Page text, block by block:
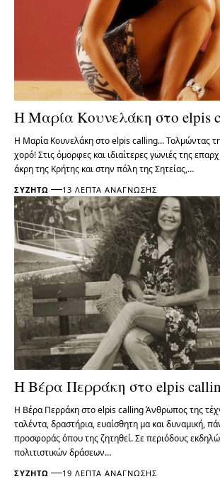
Η Μαρία Κουνελάκη στο elpis
Η Μαρία Κουνελάκη στο elpis calling... Τολμώντας
χορό! Στις όμορφες και ιδιαίτερες γωνιές της
άκρη της Κρήτης και στην πόλη της Σητείας,…
ΣΥΖΗΤΏ 13 ΛΕΠΤΆ ΑΝΆΓΝΩΣΗΣ
Η Βέρα Περράκη στο elpis
Η Βέρα Περράκη στο elpis calling Άνθρωπος της
ταλέντα, δραστήρια, ευαίσθητη μα και δυναμική,
προσφοράς όπου της ζητηθεί. Σε περιόδους
πολιτιστικών δράσεων…
ΣΥΖΗΤΏ 19 ΛΕΠΤΆ ΑΝΆΓΝΩΣΗΣ